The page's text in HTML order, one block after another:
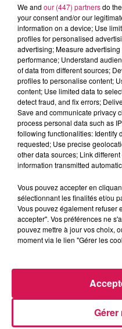
12h00 - 22h00
Les hits de Canal FM
20h30
20h30
AMIR
On Dirait
LES ARTICLES
We and our (447) partnersdo
your consent and/or our
information on a device; Use
profiles for personalised
advertising; Measure
performance; Understand
of data from different sources;
profiles to personalise content;
content; Use limited data to
detect fraud, and fix errors;
Save and communicate privacy
process personal data such as
following functionalities: Identify
requested; Use precise
other data sources; Link
information transmitted
Vous pouvez accepter en
sélectionnant les finalités et/ou
Vous pouvez également refuser
accepter". Vos préférences ne
pouvez mettre à jour vos choix,
moment via le lien "Gérer les
Gérer